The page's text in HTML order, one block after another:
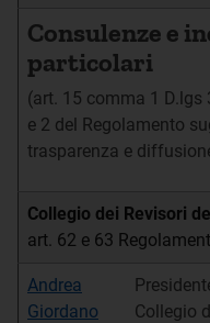
Consulenze e
particolari
(art. 15 comma 1 D.lgs
e 2 del Regolamento
trasparenza e
Collegio dei Revisori
art. 62 e 63
Andrea
Giordano
Collegio